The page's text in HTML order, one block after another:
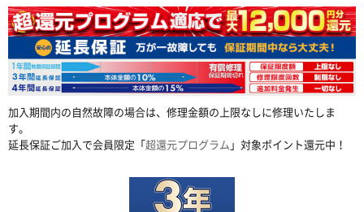
加入期間内の自然故障の場合は、修理金額の上限なしに修理いたしま
す。
延長保証ご加入で会員限定「超還元プログラム 」対象ポイント還元中！